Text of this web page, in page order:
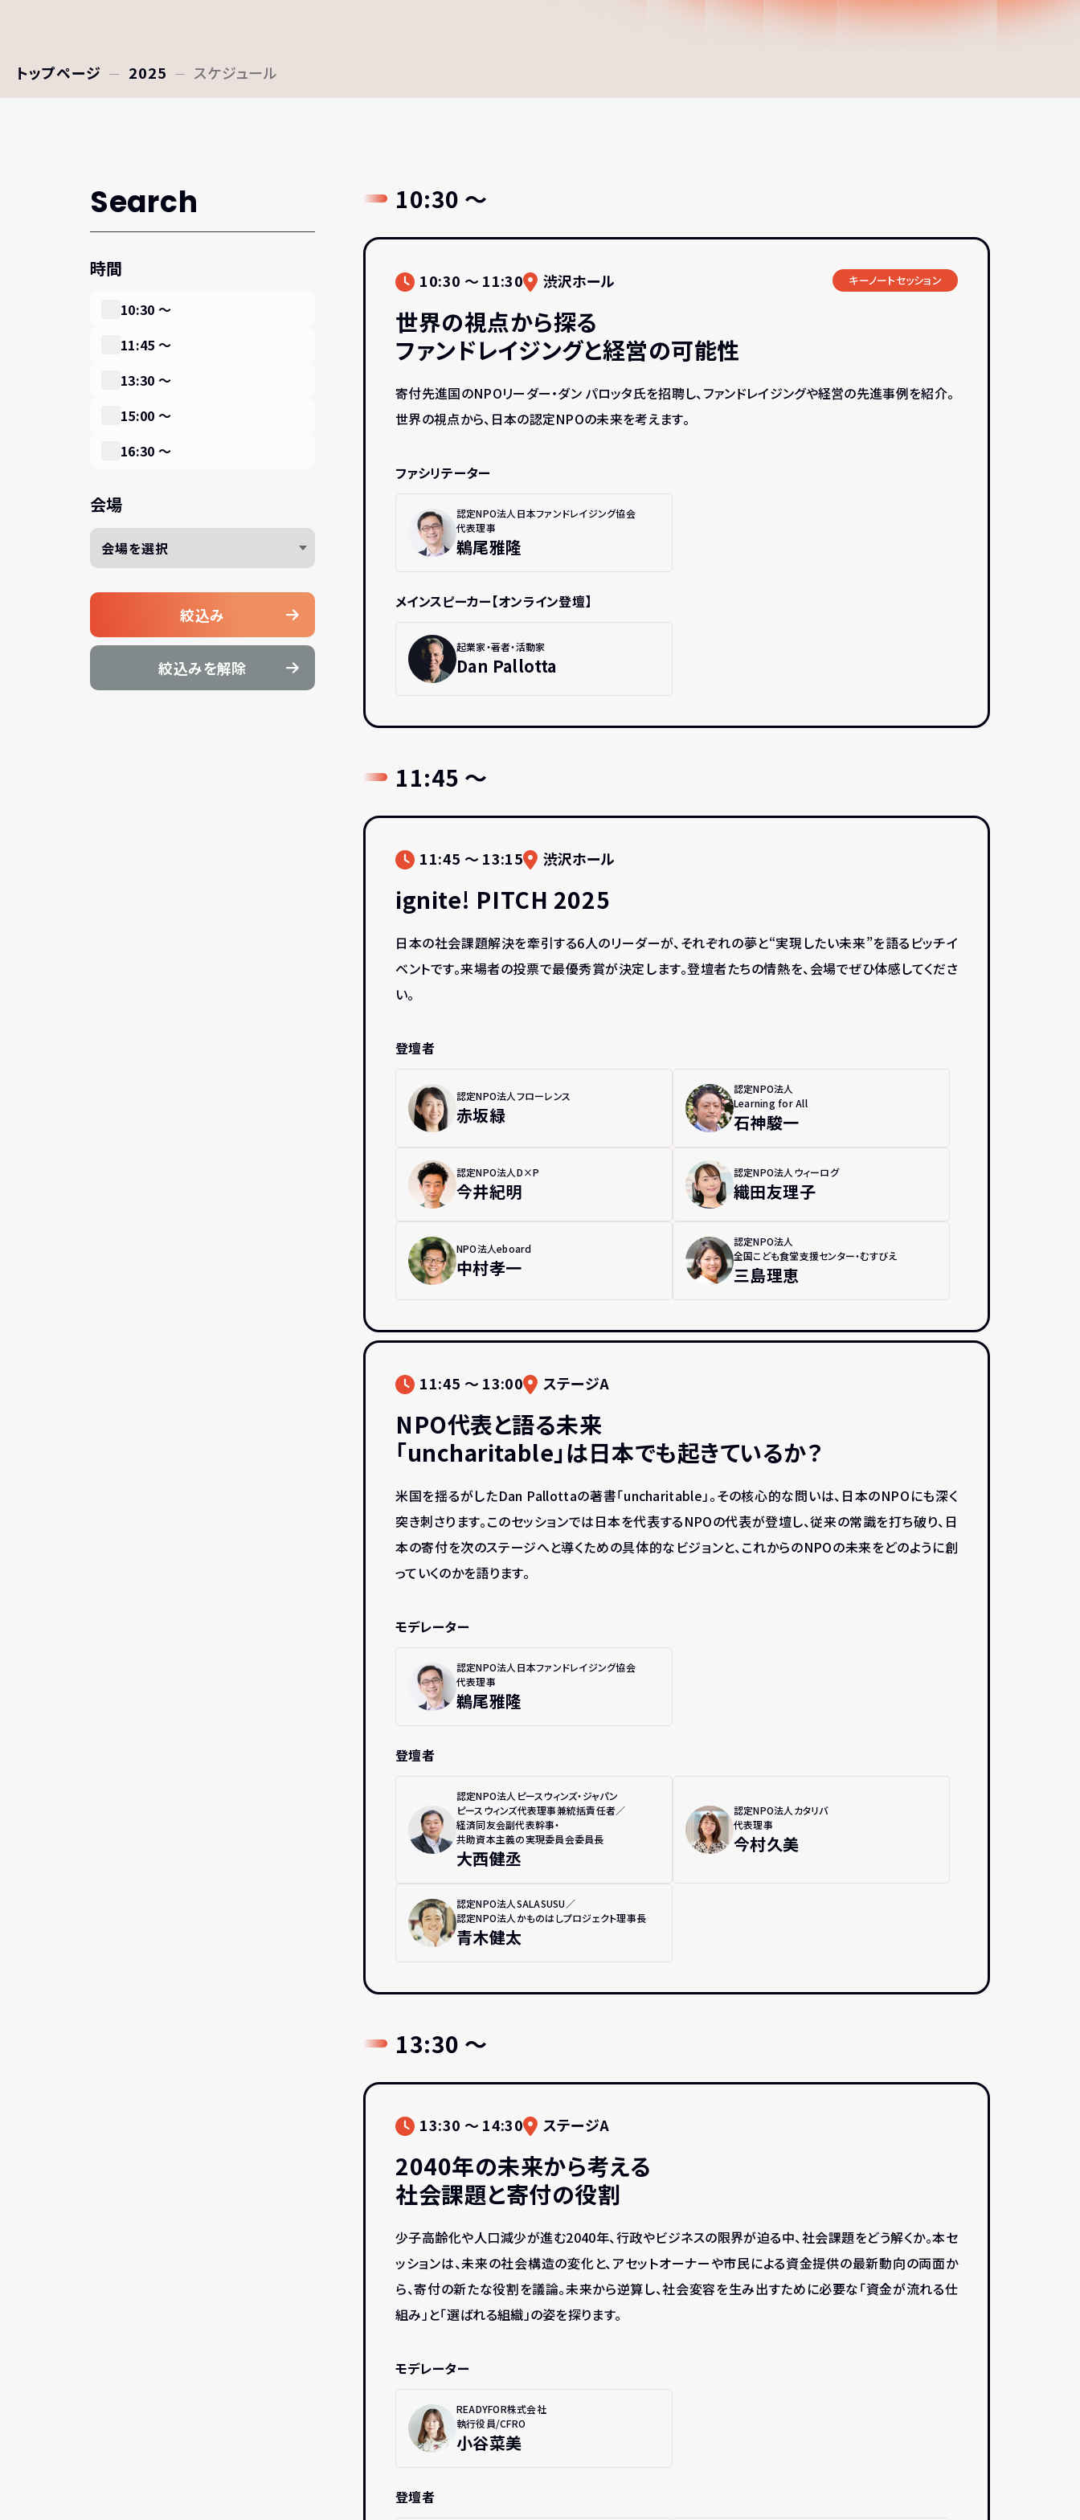
トップページ 2025 スケジュール
Search
時間
10:30 〜
11:45 〜
13:30 〜
15:00 〜
16:30 〜
会場
絞込み
絞込みを解除
10:30 〜
10:30 〜 11:30 渋沢ホール キーノートセッション
世界の視点から探る
ファンドレイジングと経営の可能性
寄付先進国のNPOリーダー・ダン パロッタ氏を招聘し、ファンドレイジングや経営の先進事例を紹介。
世界の視点から、日本の認定NPOの未来を考えます。
ファシリテーター
認定NPO法人日本ファンドレイジング協会
代表理事
鵜尾雅隆
メインスピーカー【オンライン登壇】
起業家・著者・活動家
Dan Pallotta
11:45 〜
11:45 〜 13:15 渋沢ホール
ignite! PITCH 2025
日本の社会課題解決を牽引する6人のリーダーが、それぞれの夢と“実現したい未来”を語るピッチイ
ベントです。来場者の投票で最優秀賞が決定します。登壇者たちの情熱を、会場でぜひ体感してくださ
い。
登壇者
認定NPO法人フローレンス
赤坂緑
認定NPO法人
Learning for All
石神駿一
認定NPO法人D×P
今井紀明
認定NPO法人ウィーログ
織田友理子
NPO法人eboard
中村孝一
認定NPO法人
全国こども食堂支援センター・むすびえ
三島理恵
11:45 〜 13:00 ステージA
NPO代表と語る未来
「uncharitable」は日本でも起きているか？
米国を揺るがしたDan Pallottaの著書「uncharitable」。その核心的な問いは、日本のNPOにも深く
突き刺さります。このセッションでは日本を代表するNPOの代表が登壇し、従来の常識を打ち破り、日
本の寄付を次のステージへと導くための具体的なビジョンと、これからのNPOの未来をどのように創
っていくのかを語ります。
モデレーター
認定NPO法人日本ファンドレイジング協会
代表理事
鵜尾雅隆
登壇者
認定NPO法人ピースウィンズ・ジャパン
ピースウィンズ代表理事兼統括責任者／
経済同友会副代表幹事・
共助資本主義の実現委員会委員長
大西健丞
認定NPO法人カタリバ
代表理事
今村久美
認定NPO法人SALASUSU／
認定NPO法人かものはしプロジェクト理事長
青木健太
13:30 〜
13:30 〜 14:30 ステージA
2040年の未来から考える
社会課題と寄付の役割
少子高齢化や人口減少が進む2040年、行政やビジネスの限界が迫る中、社会課題をどう解くか。本セ
ッションは、未来の社会構造の変化と、アセットオーナーや市民による資金提供の最新動向の両面か
ら、寄付の新たな役割を議論。未来から逆算し、社会変容を生み出すために必要な「資金が流れる仕
組み」と「選ばれる組織」の姿を探ります。
モデレーター
READYFOR株式会社
執行役員/CFRO
小谷菜美
登壇者